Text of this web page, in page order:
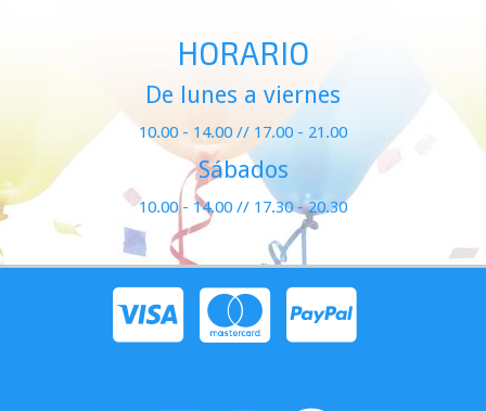
HORARIO
De lunes a viernes
10.00 - 14.00 // 17.00 - 21.00
Sábados
10.00 - 14.00 // 17.30 - 20.30